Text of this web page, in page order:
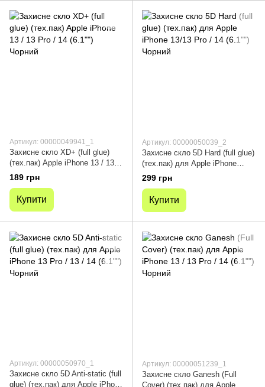
Артикул: 00000049941_1
Захисне скло XD+ (full glue)
(тех.пак) Apple iPhone 13 / 13
Pro / 14 (6.1"") Чорний
189 грн
Купити
Артикул: 00000050039_2
Захисне скло 5D Hard (full glue)
(тех.пак) для Apple iPhone
13/13 Pro / 14 (6.1"") Чорний
299 грн
Купити
Артикул: 00000050970_1
Захисне скло 5D Anti-static (full
glue) (тех.пак) для Apple iPhone
Артикул: 00000051239_1
Захисне скло Ganesh (Full
Cover) (тех.пак) для Apple